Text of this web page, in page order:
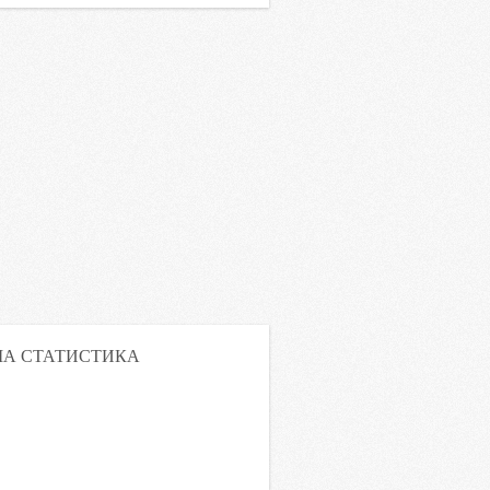
СТАТИСТИКА